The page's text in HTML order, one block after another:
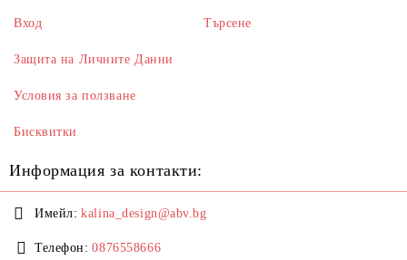
Вход Търсене
Защита на Личните Данни
Условия за ползване
Бисквитки
Информация за контакти:
Имейл: kalina_design@abv.bg
Телефон: 0876558666